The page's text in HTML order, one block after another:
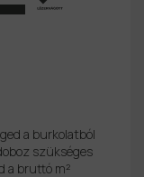
a burkolatból
szükséges
a bruttó m²